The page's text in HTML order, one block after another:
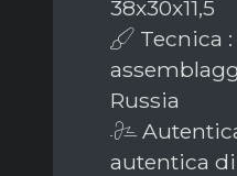
38x30x11,5
Tecnica :
Russia
autentica